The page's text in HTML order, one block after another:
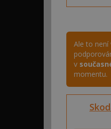
Ale to
v
momentu.